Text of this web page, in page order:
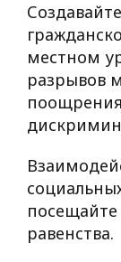
местном
разрывов
равенства.